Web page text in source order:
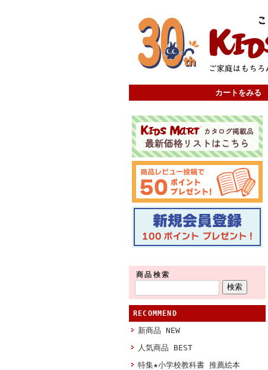
カートをみる
商品検索
RECOMMEND
新商品 NEW
人気商品 BEST
特集★小学校教科書 推薦絵本